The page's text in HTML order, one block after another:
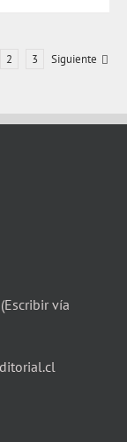
2 3 Siguiente
vía